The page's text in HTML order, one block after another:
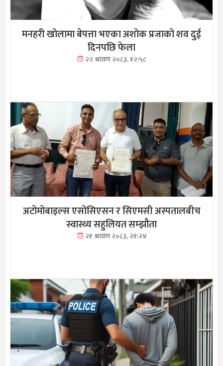
मनहरी खोलामा बेपत्ता भएका अशोक प्रजाको शव दुई
दिनपछि फेला
२२ श्रावण २०८३, १२:५८
अटोमोबाइल्स एसोसिएसन र सिएमसी अस्पतालबीच
स्वास्थ्य सहुलियत सम्झौता
२१ श्रावण २०८३, २१:२४